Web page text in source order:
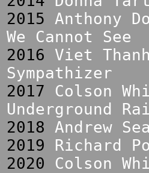
2015 Anthony
We Cannot See
2016 Viet
Sympathizer
2017 Colson
Underground
2018 Andrew
2019 Richard
2020 Colson